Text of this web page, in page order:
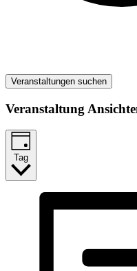
Veranstaltungen suchen
Veranstaltung
Tag